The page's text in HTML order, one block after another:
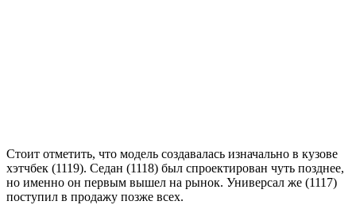
Стоит отметить, что модель создавалась изначально в кузове
хэтчбек (1119). Седан (1118) был спроектирован чуть позднее,
но именно он первым вышел на рынок. Универсал же (1117)
поступил в продажу позже всех.